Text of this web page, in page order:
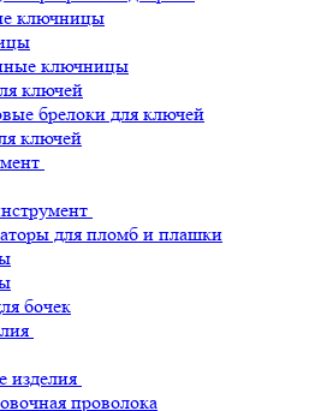
ключницы
ключницы
ключей
брелоки для ключей
ключей
для пломб и плашки
бочек
изделия
проволока